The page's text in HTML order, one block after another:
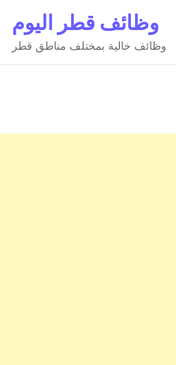
وظائف قطر اليوم
وظائف خالية بمختلف مناطق قطر